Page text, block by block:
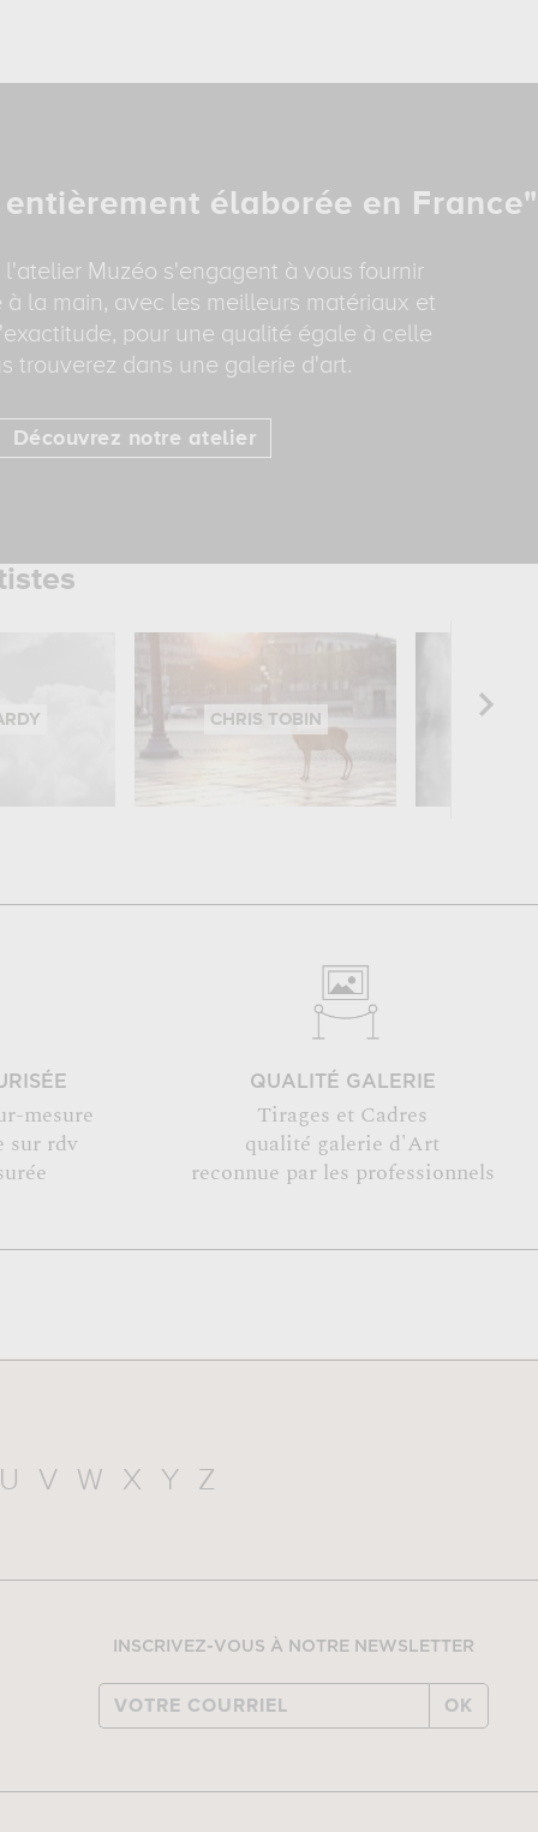
élaborée en France"
l'atelier Muzéo s'engagent à vous fournir
à la main, avec les meilleurs matériaux et
pour une qualité égale à celle
trouverez dans une galerie d'art.
Découvrez notre atelier
CHRIS TOBIN IVAN
mesure
sur rdv
QUALITÉ GALERIE
Tirages et Cadres
qualité galerie d'Art
reconnue par les professionnels
U V W X Y Z
INSCRIVEZ-VOUS À NOTRE NEWSLETTER
OK